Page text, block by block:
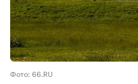
Фото: 66.RU